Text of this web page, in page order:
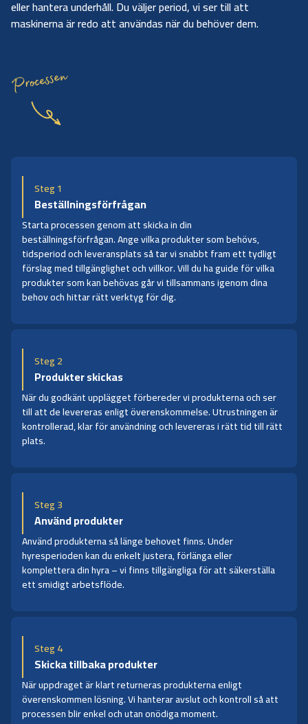
eller hantera underhåll. Du väljer period, vi ser till att
maskinerna är redo att användas när du behöver dem.
Processen
Steg 1
Beställningsförfrågan
Starta processen genom att skicka in din
beställningsförfrågan. Ange vilka produkter som behövs,
tidsperiod och leveransplats så tar vi snabbt fram ett tydligt
förslag med tillgänglighet och villkor. Vill du ha guide för vilka
produkter som kan behövas går vi tillsammans igenom dina
behov och hittar rätt verktyg för dig.
Steg 2
Produkter skickas
När du godkänt upplägget förbereder vi produkterna och ser
till att de levereras enligt överenskommelse. Utrustningen är
kontrollerad, klar för användning och levereras i rätt tid till rätt
plats.
Steg 3
Använd produkter
Använd produkterna så länge behovet finns. Under
hyresperioden kan du enkelt justera, förlänga eller
komplettera din hyra – vi finns tillgängliga för att säkerställa
ett smidigt arbetsflöde.
Steg 4
Skicka tillbaka produkter
När uppdraget är klart returneras produkterna enligt
överenskommen lösning. Vi hanterar avslut och kontroll så att
processen blir enkel och utan onödiga moment.